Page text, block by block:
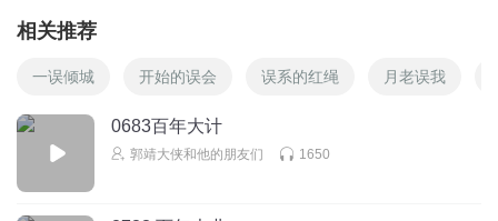
相关推荐
一误倾城 开始的误会 误系的红绳 月老误我
0683百年大计
郭靖大侠和他的朋友们 1650